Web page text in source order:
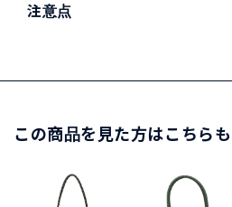
注意点
この商品を見た方はこちら